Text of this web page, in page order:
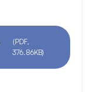
(PDF,
376.86KB)